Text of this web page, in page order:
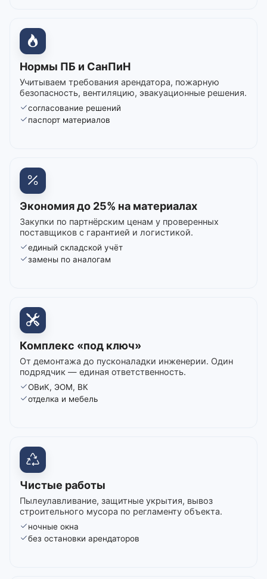
Нормы ПБ и СанПиН
Учитываем требования арендатора, пожарную
безопасность, вентиляцию, эвакуационные решения.
согласование решений
паспорт материалов
Экономия до 25% на материалах
Закупки по партнёрским ценам у проверенных
поставщиков с гарантией и логистикой.
единый складской учёт
замены по аналогам
Комплекс «под ключ»
От демонтажа до пусконаладки инженерии. Один
подрядчик — единая ответственность.
ОВиК, ЭОМ, ВК
отделка и мебель
Чистые работы
Пылеулавливание, защитные укрытия, вывоз
строительного мусора по регламенту объекта.
ночные окна
без остановки арендаторов